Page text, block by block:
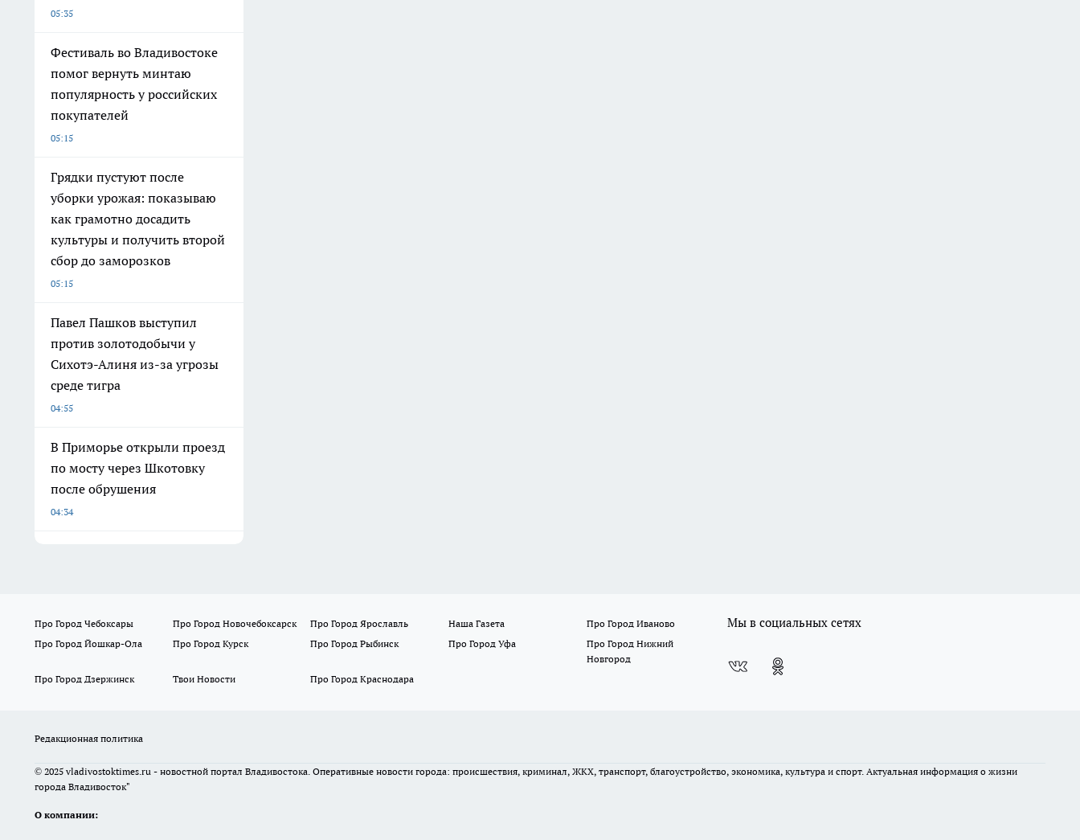
05:35
Фестиваль во Владивостоке
помог вернуть минтаю
популярность у российских
покупателей
05:15
Грядки пустуют после
уборки урожая: показываю
как грамотно досадить
культуры и получить второй
сбор до заморозков
05:15
Павел Пашков выступил
против золотодобычи у
Сихотэ-Алиня из-за угрозы
среде тигра
04:55
В Приморье открыли проезд
по мосту через Шкотовку
после обрушения
04:34
Про Город Чебоксары Про Город Новочебоксарск Про Город Ярославль Наша Газета
Про Город Иваново
Про Город Йошкар-Ола
Про Город Курск Про Город Рыбинск Про Город Уфа
Про Город Нижний
Новгород
Про Город Дзержинск
Твои Новости Про Город Краснодара
Мы в социальных сетях
Редакционная политика
© 2025 vladivostoktimes.ru - новостной портал Владивостока. Оперативные новости города: происшествия, криминал, ЖКХ, транспорт, благоустройство, экономика, культура и спорт. Актуальная информация о жизни
города Владивосток"
О компании: